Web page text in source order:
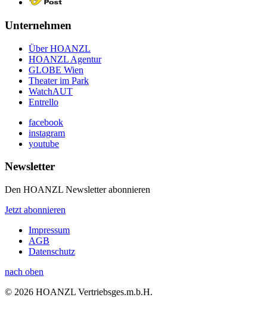
Unternehmen
Über HOANZL
HOANZL Agentur
GLOBE Wien
Theater im Park
WatchAUT
Entrello
facebook
instagram
youtube
Newsletter
Den HOANZL Newsletter abonnieren
Jetzt abonnieren
Impressum
AGB
Datenschutz
nach oben
© 2026 HOANZL Vertriebsges.m.b.H.